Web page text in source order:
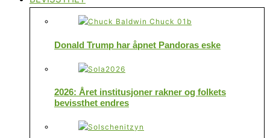
Donald Trump har åpnet Pandoras eske
2026: Året institusjoner rakner og folkets
bevissthet endres